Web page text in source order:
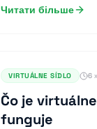
Читати більше
VIRTUÁLNE SÍDLO 6
Čo je
funguje